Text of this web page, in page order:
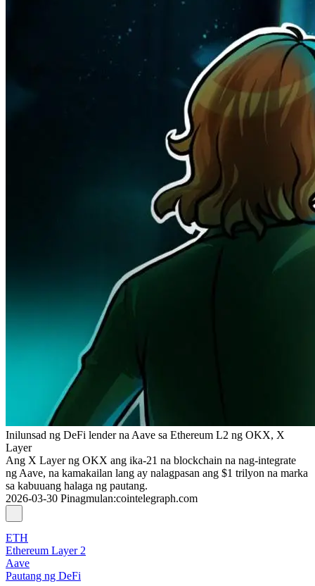
Inilunsad ng DeFi lender na Aave sa Ethereum L2 ng OKX, X
Layer
Ang X Layer ng OKX ang ika-21 na blockchain na nag-integrate
ng Aave, na kamakailan lang ay nalagpasan ang $1 trilyon na marka
sa kabuuang halaga ng pautang.
2026-03-30 Pinagmulan:cointelegraph.com
ETH
Ethereum Layer 2
Aave
Pautang ng DeFi